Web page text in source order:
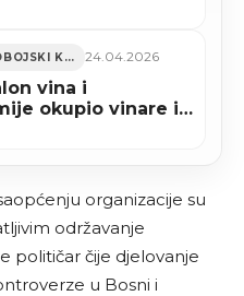
ZENIČKO-DOBOJSKI KANTON 24.04.2026
vina i
okupio vinare iz
organizacije su
održavanje
političar čije djelovanje
u Bosni i